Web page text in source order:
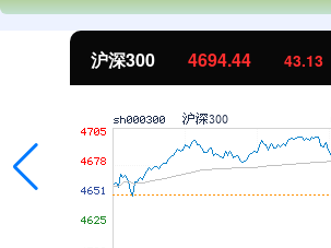
北证50 1134.24 11.37